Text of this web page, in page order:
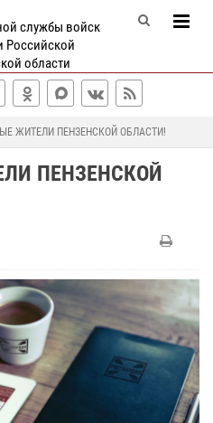
службы войск
Российской
области
ЖИТЕЛИ ПЕНЗЕНСКОЙ ОБЛАСТИ!
ПЕНЗЕНСКОЙ